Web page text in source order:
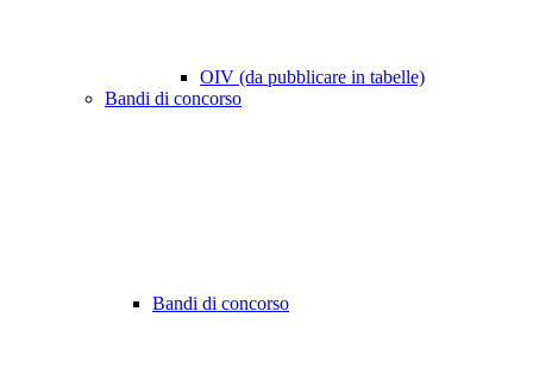
OIV (da pubblicare in tabelle)
Bandi di concorso
Bandi di concorso